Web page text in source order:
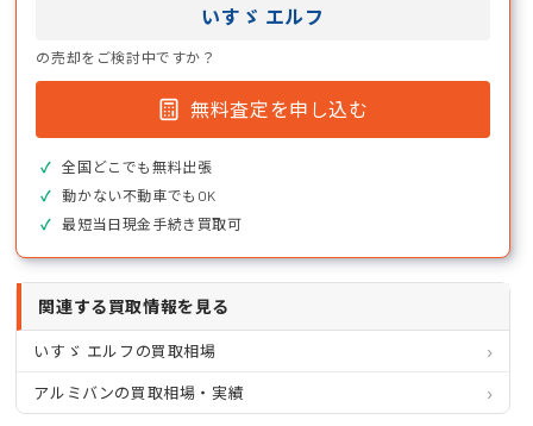
いすゞ エルフ
の売却をご検討中ですか？
無料査定を申し込む
全国どこでも無料出張
動かない不動車でもOK
最短当日現金手続き買取可
関連する買取情報を見る
いすゞ エルフの買取相場
アルミバンの買取相場・実績